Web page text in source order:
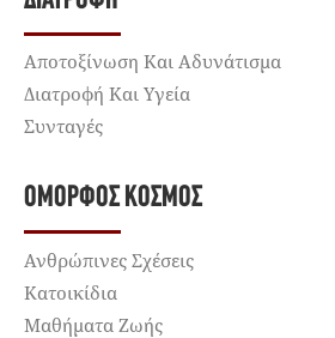
Αποτοξίνωση Και Αδυνάτισμα
Διατροφή Και Υγεία
Συνταγές
ΌΜΟΡΦΟΣ ΚΌΣΜΟΣ
Ανθρώπινες Σχέσεις
Κατοικίδια
Μαθήματα Ζωής